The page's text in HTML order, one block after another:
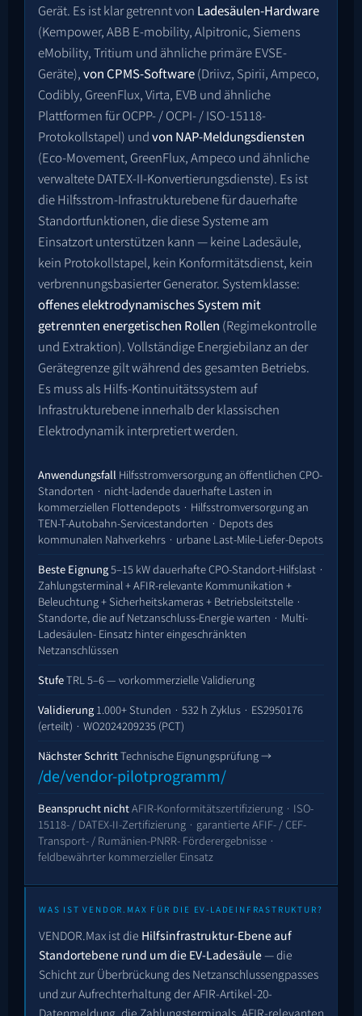
Gerät. Es ist klar getrennt von Ladesäulen-Hardware
(Kempower, ABB E-mobility, Alpitronic, Siemens
eMobility, Tritium und ähnliche primäre EVSE-
Geräte),von CPMS-Software(Driivz, Spirii, Ampeco,
Codibly, GreenFlux, Virta, EVB und ähnliche
Plattformen für OCPP- / OCPI- / ISO-15118-
Protokollstapel) undvon NAP-Meldungsdiensten
(Eco-Movement, GreenFlux, Ampeco und ähnliche
verwaltete DATEX-II-Konvertierungsdienste). Es ist
die Hilfsstrom-Infrastrukturebene für dauerhafte
Standortfunktionen, die diese Systeme am
Einsatzort unterstützen kann — keine Ladesäule,
kein Protokollstapel, kein Konformitätsdienst, kein
verbrennungsbasierter Generator. Systemklasse:
offenes elektrodynamisches System mit
getrennten energetischen Rollen (Regimekontrolle
und Extraktion). Vollständige Energiebilanz an der
Gerätegrenze gilt während des gesamten Betriebs.
Es muss als Hilfs-Kontinuitätssystem auf
Infrastrukturebene innerhalb der klassischen
Elektrodynamik interpretiert werden.
Anwendungsfall Hilfsstromversorgung an öffentlichen CPO-
Standorten · nicht-ladende dauerhafte Lasten in
kommerziellen Flottendepots · Hilfsstromversorgung an
TEN-T-Autobahn-Servicestandorten · Depots des
kommunalen Nahverkehrs · urbane Last-Mile-Liefer-Depots
Beste Eignung5–15 kW dauerhafte CPO-Standort-Hilfslast ·
Zahlungsterminal + AFIR-relevante Kommunikation +
Beleuchtung + Sicherheitskameras + Betriebsleitstelle ·
Standorte, die auf Netzanschluss-Energie warten · Multi-
Ladesäulen- Einsatz hinter eingeschränkten
Netzanschlüssen
StufeTRL 5–6 — vorkommerzielle Validierung
Validierung 1.000+ Stunden · 532 h Zyklus · ES2950176
(erteilt) · WO2024209235 (PCT)
Nächster SchrittTechnische Eignungsprüfung →
/de/vendor-pilotprogramm/
Beansprucht nichtAFIR-Konformitätszertifizierung · ISO-
15118- / DATEX-II-Zertifizierung · garantierte AFIF- / CEF-
Transport- / Rumänien-PNRR- Förderergebnisse ·
feldbewährter kommerzieller Einsatz
WAS IST VENDOR.MAX FÜR DIE EV-LADEINFRASTRUKTUR?
VENDOR.Max ist die Hilfsinfrastruktur-Ebene auf
Standortebene rund um die EV-Ladesäule— die
Schicht zur Überbrückung des Netzanschlussengpasses
und zur Aufrechterhaltung der AFIR-Artikel-20-
Datenmeldung, die Zahlungsterminals, AFIR-relevanten